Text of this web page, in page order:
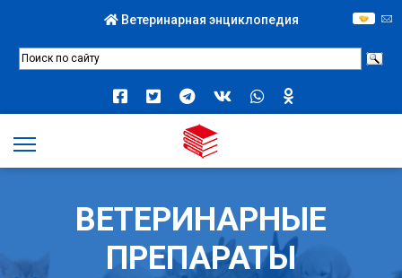
Ветеринарная энциклопедия
ВЕТЕРИНАРНЫЕ
ПРЕПАРАТЫ